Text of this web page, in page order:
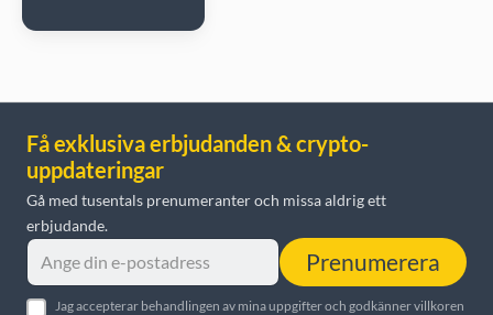
Få exklusiva erbjudanden & crypto-
uppdateringar
Gå med tusentals prenumeranter och missa aldrig ett
erbjudande.
Prenumerera
Jag accepterar behandlingen av mina uppgifter och godkänner villkoren